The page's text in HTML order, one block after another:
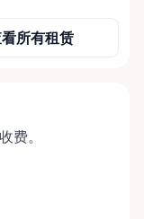
the power of
it’s about
making a
our part to
所有租赁
费。